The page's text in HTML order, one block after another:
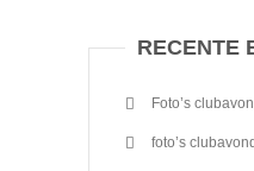
RECENTE
Foto’s
foto’s